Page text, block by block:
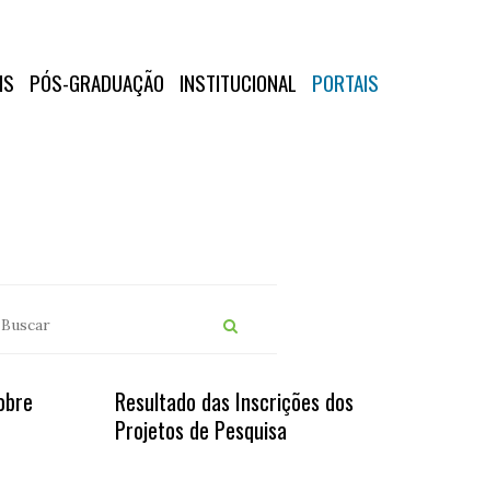
PÓS-GRADUAÇÃO INSTITUCIONAL PORTAIS
Resultado das Inscrições dos
Projetos de Pesquisa